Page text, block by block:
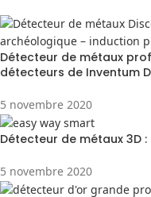
Détecteur de métaux
détecteurs de Inventum
5 novembre 2020
Détecteur de métaux 3D :
5 novembre 2020